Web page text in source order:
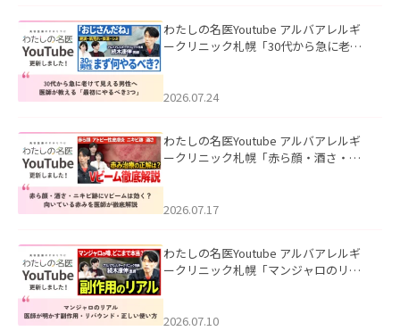
わたしの名医Youtube アルバアレルギ
ークリニック札幌「30代から急に老け
た。
2026.07.24
わたしの名医Youtube アルバアレルギ
ークリニック札幌「赤ら顔・酒さ・ニ
した。
2026.07.17
わたしの名医Youtube アルバアレルギ
ークリニック札幌「マンジャロのリア
た。
2026.07.10